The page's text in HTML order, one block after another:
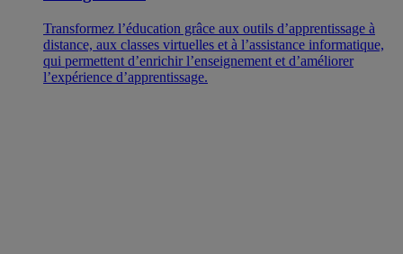
Transformez l’éducation grâce aux outils d’apprentissage à
distance, aux classes virtuelles et à l’assistance informatique,
qui permettent d’enrichir l’enseignement et d’améliorer
l’expérience d’apprentissage.